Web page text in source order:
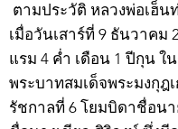
ตามประวัติ หลวงพ่อเฮ็น
เมื่อวันเสาร์ที่ 9 ธันวาคม
แรม 4 ค่ำ เดือน 1 ปีกุน ใ
พระบาทสมเด็จพระมงกุฎ
รัชกาลที่ 6 โยมบิดาชื่อน